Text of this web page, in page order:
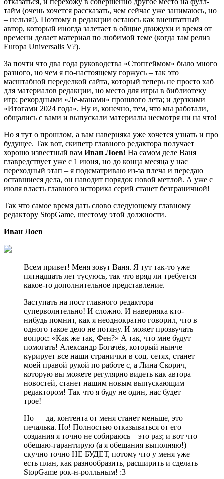
тайм (очень хочется рассказать, чем сейчас уже занимаюсь, но
– нельзя!). Поэтому в редакции остаюсь как внештатный
автор, который иногда залетает в общие движухи и время от
времени делает материал по любимой теме (когда там релиз
Europa Universalis V?).
За почти что два года руководства «Стопгеймом» было много
разного, но чем я по-настоящему горжусь – так это
масштабной переделкой сайта, который теперь не просто хаб
для материалов редакции, но место для игры в библиотеку
игр; рекордными «Ле-манами» прошлого лета; и дерзкими
«Итогами 2024 года». Ну и, конечно, тем, что мы работали,
общались с вами и выпускали материалы несмотря ни на что!
Но я тут о прошлом, а вам наверняка уже хочется узнать и про
будущее. Так вот, скипетр главного редактора получает
хорошо известный вам Иван Лоев! На самом деле Ваня
главредствует уже с 1 июня, но до конца месяца у нас
переходный этап – я подсматриваю из-за плеча и передаю
оставшиеся дела, он наводит порядок новой метлой. А уже с
июля власть главного историка серий станет безграничной!
Так что самое время дать слово следующему главному
редактору StopGame, шестому этой должности.
Иван Лоев
Всем привет! Меня зовут Ваня. Я тут так-то уже
пятнадцать лет тусуюсь, так что вряд ли требуется
какое-то дополнительное представление.
Заступать на пост главного редактора —
суперволнтельно! И сложно. И наверняка кто-
нибудь помнит, как я неоднократно говорил, что в
одного такое дело не потяну. И может прозвучать
вопрос: «Как же так, Фен?» А так, что мне будут
помогать! Александр Богачёв, который нынче
курирует все наши странички в соц. сетях, станет
моей правой рукой по работе с, а Лина Скорич,
которую вы можете регулярно видеть как автора
новостей, станет нашим новым выпускающим
редактором! Так что я буду не один, нас будет
трое!
Но — да, контента от меня станет меньше, это
печалька. Но! Полностью отказываться от его
создания я точно не собираюсь – это раз; и вот что
обещаю-гарантирую (а я обещания выполняю!) –
скучно точно НЕ БУДЕТ, потому что у меня уже
есть план, как разнообразить, расширить и сделать
StopGame рок-н-ролльным! :3